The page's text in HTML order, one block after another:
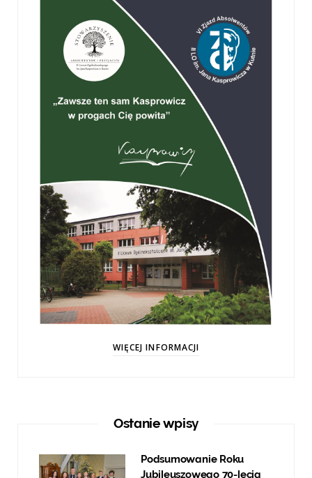
WIĘCEJ INFORMACJI
Ostanie wpisy
Podsumowanie Roku
Jubileuszowego 70-lecia